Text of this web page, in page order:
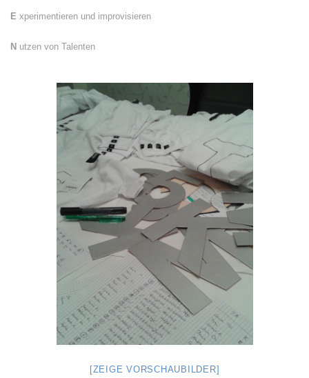
E xperimentieren und improvisieren
N utzen von Talenten
[ZEIGE VORSCHAUBILDER]